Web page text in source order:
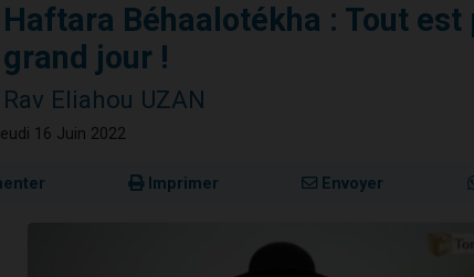
Haftara Béhaalotékha : Tout
grand jour !
Rav Eliahou UZAN
16 Juin 2022
Imprimer Envoyer